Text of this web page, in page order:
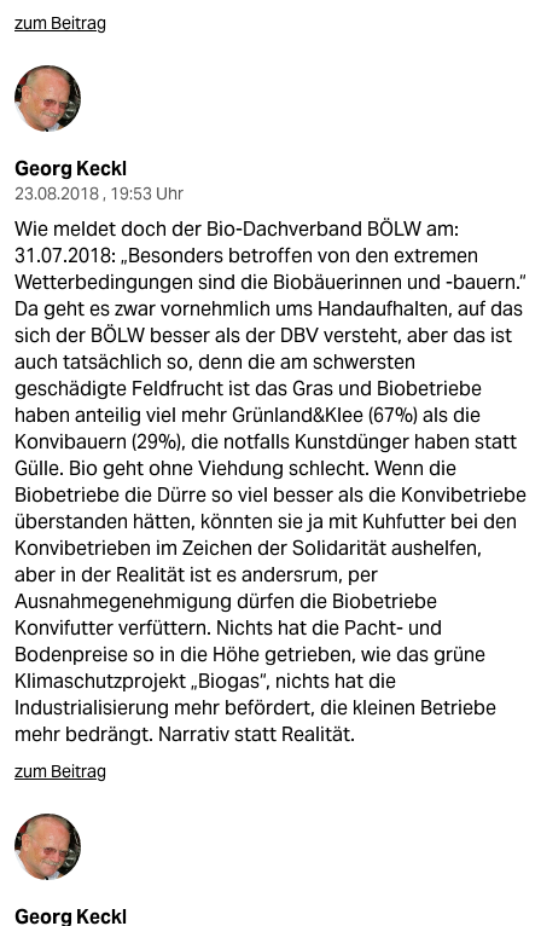
zum Beitrag
Georg Keckl
23.08.2018 , 19:53 Uhr
Wie meldet doch der Bio-Dachverband BÖLW am:
31.07.2018: „Besonders betroffen von den extremen
Wetterbedingungen sind die Biobäuerinnen und -bauern.“
Da geht es zwar vornehmlich ums Handaufhalten, auf das
sich der BÖLW besser als der DBV versteht, aber das ist
auch tatsächlich so, denn die am schwersten
geschädigte Feldfrucht ist das Gras und Biobetriebe
haben anteilig viel mehr Grünland&Klee (67%) als die
Konvibauern (29%), die notfalls Kunstdünger haben statt
Gülle. Bio geht ohne Viehdung schlecht. Wenn die
Biobetriebe die Dürre so viel besser als die Konvibetriebe
überstanden hätten, könnten sie ja mit Kuhfutter bei den
Konvibetrieben im Zeichen der Solidarität aushelfen,
aber in der Realität ist es andersrum, per
Ausnahmegenehmigung dürfen die Biobetriebe
Konvifutter verfüttern. Nichts hat die Pacht- und
Bodenpreise so in die Höhe getrieben, wie das grüne
Klimaschutzprojekt „Biogas“, nichts hat die
Industrialisierung mehr befördert, die kleinen Betriebe
mehr bedrängt. Narrativ statt Realität.
zum Beitrag
Georg Keckl